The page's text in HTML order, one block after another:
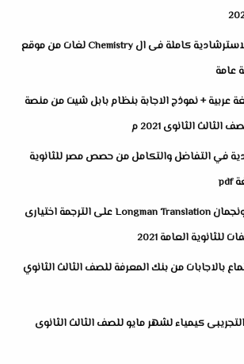
تحميل النماذج الاسترشادية كاملة فى ال Chemistry لغات من موقع
عامة
عربية + نموذج الاجابة بنظام بابل شيت من منصة
الثانوى 2021 م
في التفاضل والتكامل من حصص مصر للثانوية
تحميل تدريبات لونجمان Longman Translation على الترجمة اختيارى
العامة 2021
بالاجابات من بنك المعرفة للصف الثالث الثانوي
كيمياء لشهر مايو للصف الثالث الثانوى